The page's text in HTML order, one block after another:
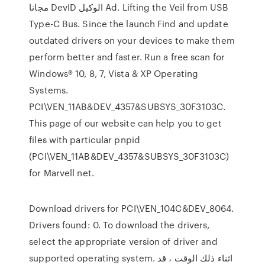
مجانا DevID الوكيل Ad. Lifting the Veil from USB
Type-C Bus. Since the launch Find and update
outdated drivers on your devices to make them
perform better and faster. Run a free scan for
Windows® 10, 8, 7, Vista & XP Operating
Systems.
PCI\VEN_11AB&DEV_4357&SUBSYS_30F3103C.
This page of our website can help you to get
files with particular pnpid
(PCI\VEN_11AB&DEV_4357&SUBSYS_30F3103C)
for Marvell net.
Download drivers for PCI\VEN_104C&DEV_8064.
Drivers found: 0. To download the drivers,
select the appropriate version of driver and
supported operating system. اثناء ذلك الوقت ، قد